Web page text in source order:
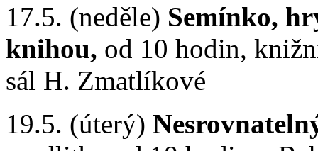
17.5. (neděle) Semínko,
knihou, od 10 hodin,
sál H. Zmatlíkové
19.5. (úterý)